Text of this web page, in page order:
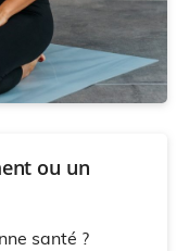
ou un
santé ?